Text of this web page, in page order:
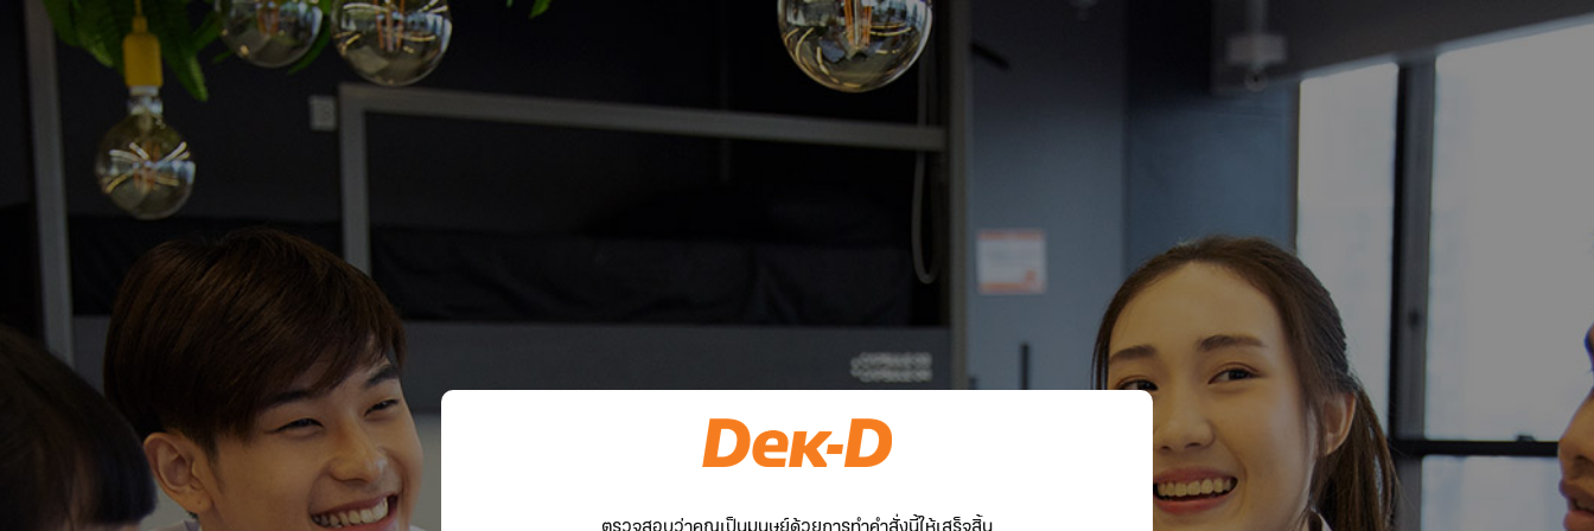
ตรวจสอบว่าคุณเป็นมนุษย์ด้วยการทำคำสั่งนี้ให้เสร็จสิ้น